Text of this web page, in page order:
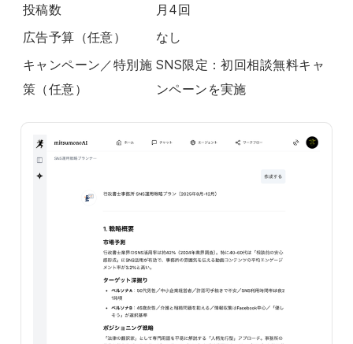
投稿数
月4回
広告予算（任意）
なし
キャンペーン／特別施
策（任意）
SNS限定：初回相談無料キャ
ンペーンを実施